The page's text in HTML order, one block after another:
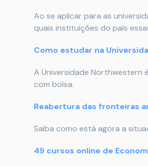
Ao se aplicar para as
quais instituições do país
Como estudar na
A Universidade Northwestern
com bolsa.
Reabertura das fronteiras
Saiba como está agora a
49 cursos online de